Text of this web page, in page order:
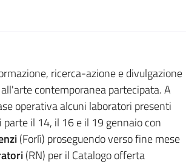
ricerca-azione e divulgazione
contemporanea partecipata. A
operativa alcuni laboratori presenti
il 14, il 16 e il 19 gennaio con
(Forlì) proseguendo verso fine mese
(RN) per il Catalogo offerta